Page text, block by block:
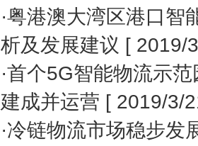
·粤港澳大湾区港口智
析及发展建议 [ 2019/
·首个5G智能物流示
建成并运营 [ 2019/3/
·冷链物流市场稳步发